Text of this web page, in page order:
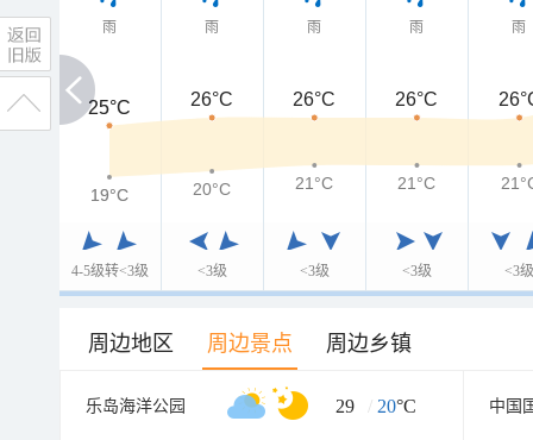
雨
4-5级转<3级
雨
<3级
雨
<3级
雨
<3级
雨
<3级
25°C
25°C 26°C 26°C 26°C
19°C
19°C 20°C 21°C 21°C
周边地区 周边景点 周边乡镇
乐岛海洋公园 29 / 20°C